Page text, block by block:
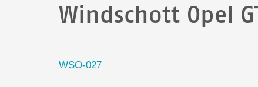
Windschott Opel
WSO-027